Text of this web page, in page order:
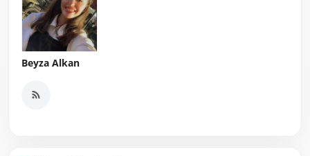
Beyza Alkan